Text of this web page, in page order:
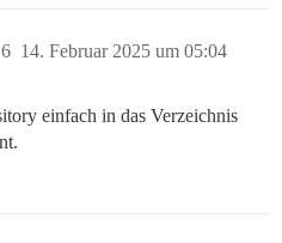
14. Februar 2025 um 05:04
6
einfach in das Verzeichnis